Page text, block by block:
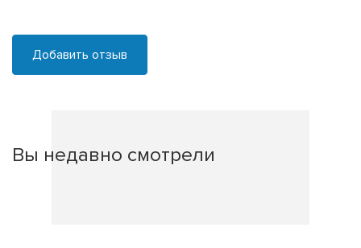
Добавить отзыв
Вы недавно смотрели